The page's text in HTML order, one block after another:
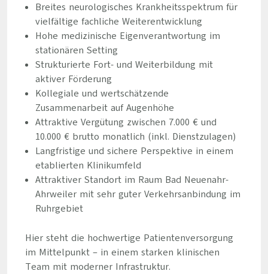
Breites neurologisches Krankheitsspektrum für
vielfältige fachliche Weiterentwicklung
Hohe medizinische Eigenverantwortung im
stationären Setting
Strukturierte Fort- und Weiterbildung mit
aktiver Förderung
Kollegiale und wertschätzende
Zusammenarbeit auf Augenhöhe
Attraktive Vergütung zwischen 7.000 € und
10.000 € brutto monatlich (inkl. Dienstzulagen)
Langfristige und sichere Perspektive in einem
etablierten Klinikumfeld
Attraktiver Standort im Raum Bad Neuenahr-
Ahrweiler mit sehr guter Verkehrsanbindung im
Ruhrgebiet
Hier steht die hochwertige Patientenversorgung
im Mittelpunkt – in einem starken klinischen
Team mit moderner Infrastruktur.